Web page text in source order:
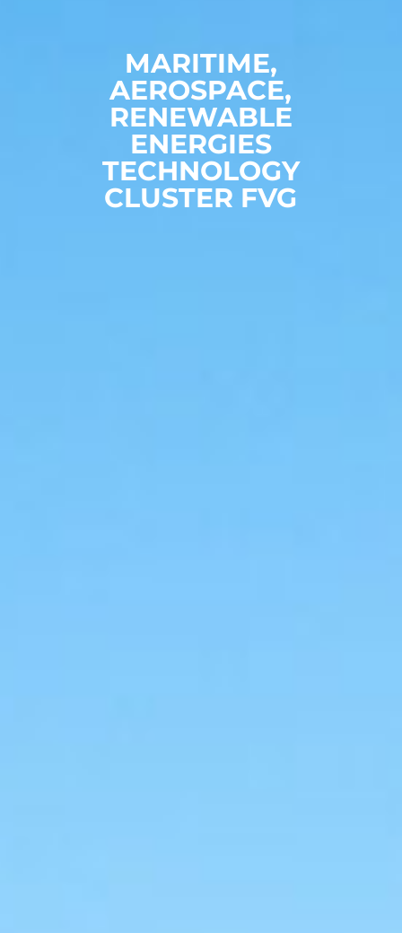
MARITIME,
AEROSPACE,
RENEWABLE
ENERGIES
TECHNOLOGY
CLUSTER FVG